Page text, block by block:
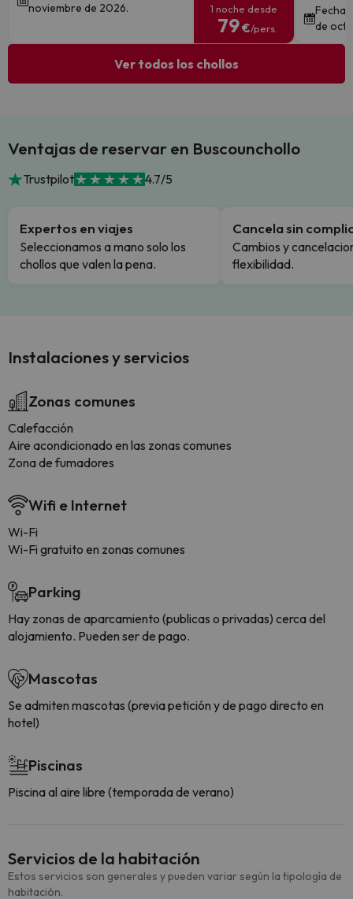
noviembre de 2026.
1 noche desde
79€/pers.
de
Ver todos los chollos
Ventajas de reservar en Buscounchollo
Trustpilot 4.7/5
Expertos en viajes
Seleccionamos a mano solo los
chollos que valen la pena.
Cancela sin
Cambios y
flexibilidad.
Instalaciones y servicios
Zonas comunes
Calefacción
Aire acondicionado en las zonas comunes
Zona de fumadores
Wifi e Internet
Wi-Fi
Wi-Fi gratuito en zonas comunes
Parking
Hay zonas de aparcamiento (publicas o privadas) cerca del
alojamiento. Pueden ser de pago.
Mascotas
Se admiten mascotas (previa petición y de pago directo en
hotel)
Piscinas
Piscina al aire libre (temporada de verano)
Servicios de la habitación
Estos servicios son generales y pueden variar según la tipología de
habitación.